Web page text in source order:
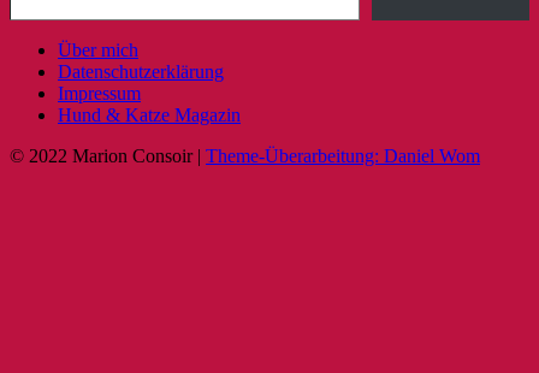
Über mich
Datenschutzerklärung
Impressum
Hund & Katze Magazin
© 2022 Marion Consoir | Theme-Überarbeitung: Daniel Wom